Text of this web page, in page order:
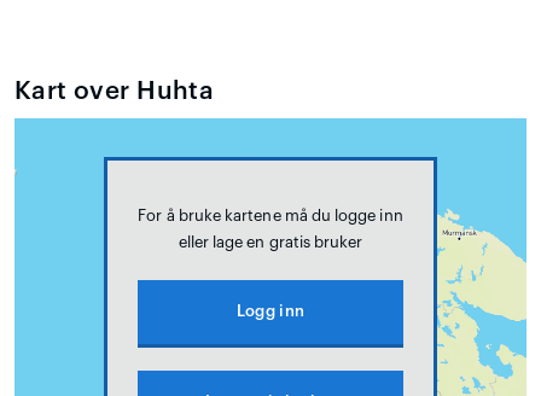
Kart over Huhta
For å bruke kartene må du logge inn
eller lage en gratis bruker
Logg inn